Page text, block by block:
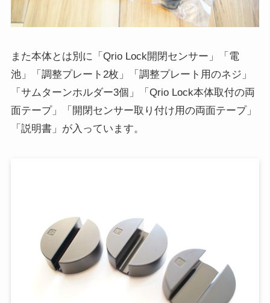
また本体とは別に「Qrio Lock開閉センサー」「電
池」「調整プレート2枚」「調整プレート用のネジ」
「サムターンホルダー3個」「Qrio Lock本体取付の両
面テープ」「開閉センサー取り付け用の両面テープ」
「説明書」が入っています。